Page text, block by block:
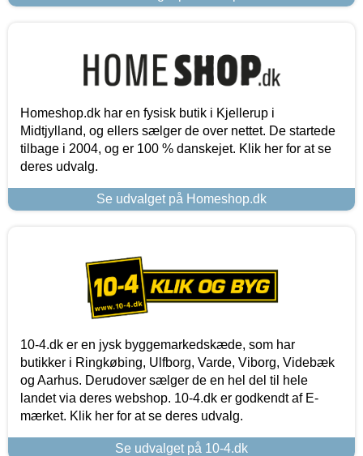
Homeshop.dk har en fysisk butik i Kjellerup i
Midtjylland, og ellers sælger de over nettet. De startede
tilbage i 2004, og er 100 % danskejet. Klik her for at se
deres udvalg.
Se udvalget på Homeshop.dk
10-4.dk er en jysk byggemarkedskæde, som har
butikker i Ringkøbing, Ulfborg, Varde, Viborg, Videbæk
og Aarhus. Derudover sælger de en hel del til hele
landet via deres webshop. 10-4.dk er godkendt af E-
mærket. Klik her for at se deres udvalg.
Se udvalget på 10-4.dk